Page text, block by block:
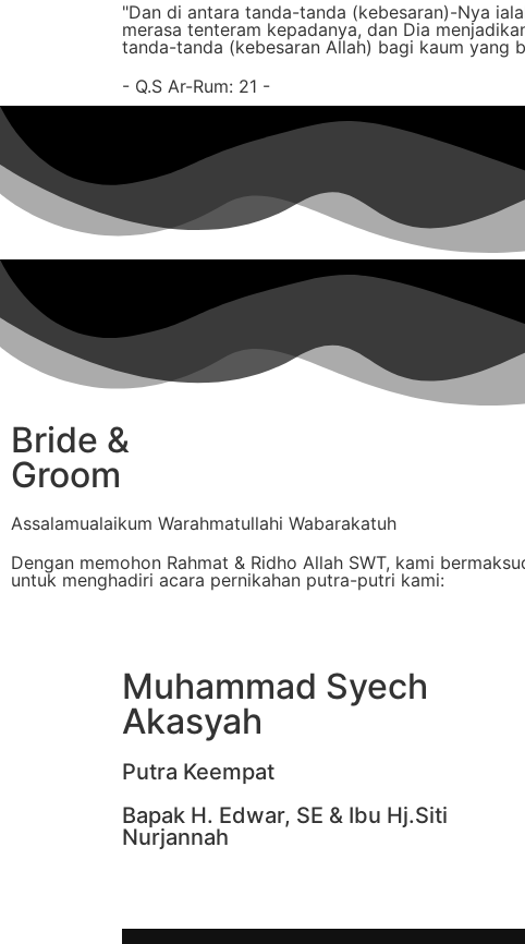
"Dan di antara tanda-tanda (kebesaran)-Nya
merasa tenteram kepadanya, dan Dia
tanda-tanda (kebesaran Allah) bagi kaum yang
- Q.S Ar-Rum: 21 -
Bride &
Groom
Assalamualaikum Warahmatullahi Wabarakatuh
Dengan memohon Rahmat & Ridho Allah SWT, kami
untuk menghadiri acara pernikahan putra-putri kami:
Muhammad Syech
Akasyah
Putra Keempat
Bapak H. Edwar, SE & Ibu Hj.Siti
Nurjannah